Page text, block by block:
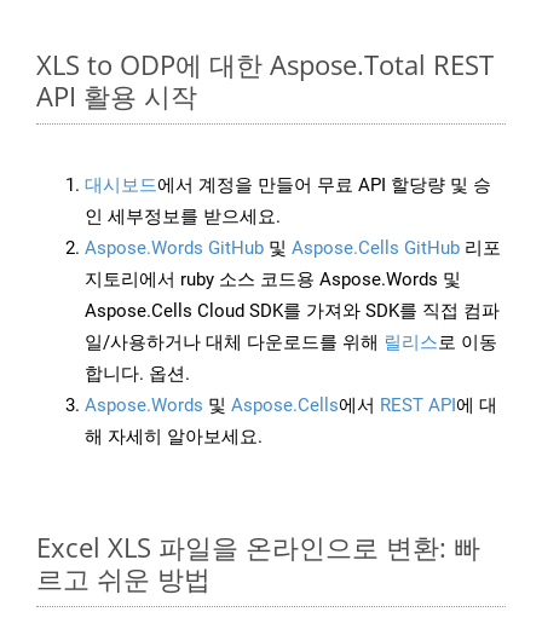
XLS to ODP에 대한 Aspose.Total REST
API 활용 시작
대시보드에서 계정을 만들어 무료 API 할당량 및 승
인 세부정보를 받으세요.
Aspose.Words GitHub 및 Aspose.Cells GitHub 리포
지토리에서 ruby 소스 코드용 Aspose.Words 및
Aspose.Cells Cloud SDK를 가져와 SDK를 직접 컴파
일/사용하거나 대체 다운로드를 위해 릴리스로 이동
합니다. 옵션.
Aspose.Words 및 Aspose.Cells에서 REST API에 대
해 자세히 알아보세요.
Excel XLS 파일을 온라인으로 변환: 빠
르고 쉬운 방법